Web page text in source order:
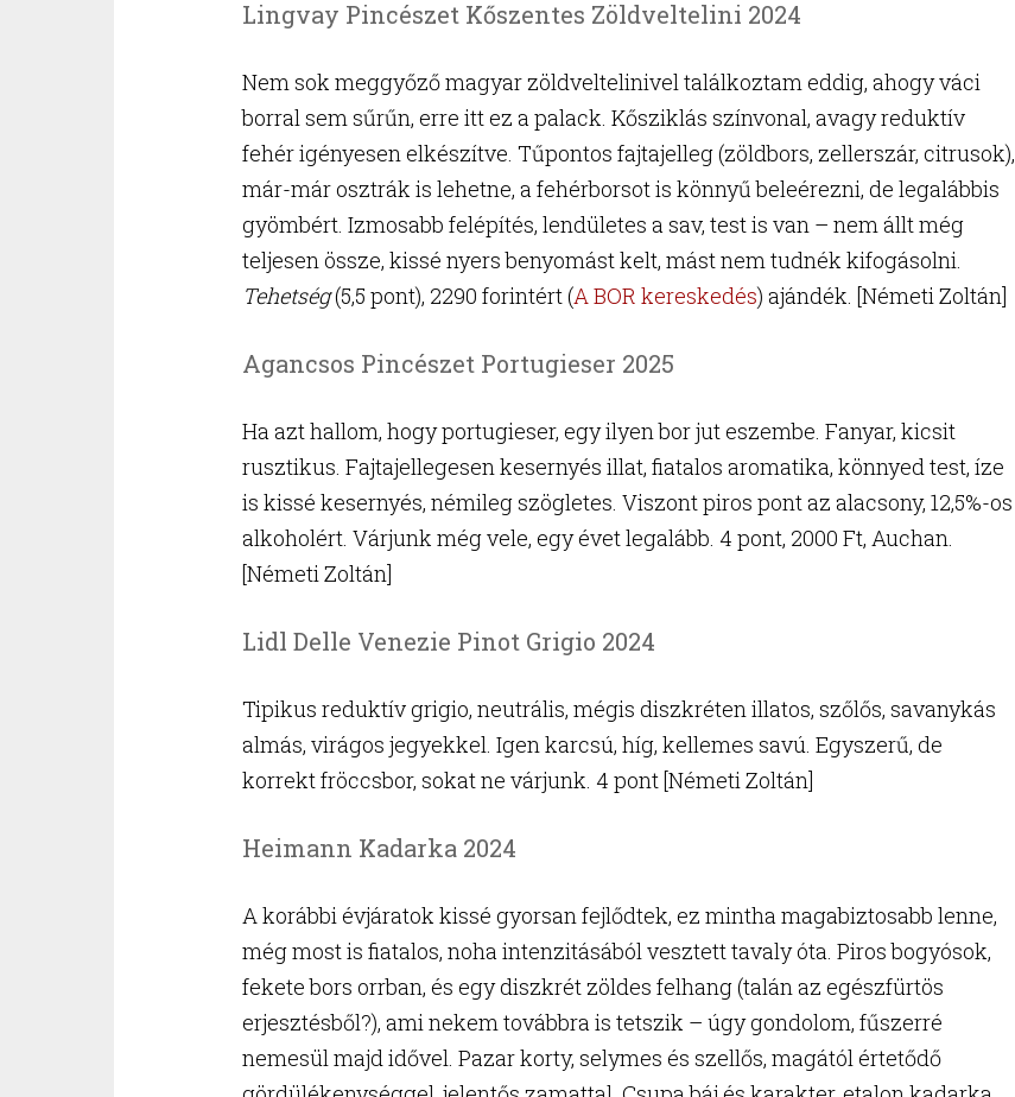
Lingvay Pincészet Kőszentes Zöldveltelini 2024
Nem sok meggyőző magyar zöldveltelinivel találkoztam eddig, ahogy váci
borral sem sűrűn, erre itt ez a palack. Kősziklás színvonal, avagy reduktív
fehér igényesen elkészítve. Tűpontos fajtajelleg (zöldbors, zellerszár, citrusok),
már-már osztrák is lehetne, a fehérborsot is könnyű beleérezni, de legalábbis
gyömbért. Izmosabb felépítés, lendületes a sav, test is van – nem állt még
teljesen össze, kissé nyers benyomást kelt, mást nem tudnék kifogásolni.
Tehetség(5,5 pont), 2290 forintért (A BOR kereskedés) ajándék. [Németi Zoltán]
Agancsos Pincészet Portugieser 2025
Ha azt hallom, hogy portugieser, egy ilyen bor jut eszembe. Fanyar, kicsit
rusztikus. Fajtajellegesen kesernyés illat, fiatalos aromatika, könnyed test, íze
is kissé kesernyés, némileg szögletes. Viszont piros pont az alacsony, 12,5%-os
alkoholért. Várjunk még vele, egy évet legalább. 4 pont, 2000 Ft, Auchan.
[Németi Zoltán]
Lidl Delle Venezie Pinot Grigio 2024
Tipikus reduktív grigio, neutrális, mégis diszkréten illatos, szőlős, savanykás
almás, virágos jegyekkel. Igen karcsú, híg, kellemes savú. Egyszerű, de
korrekt fröccsbor, sokat ne várjunk. 4 pont [Németi Zoltán]
Heimann Kadarka 2024
A korábbi évjáratok kissé gyorsan fejlődtek, ez mintha magabiztosabb lenne,
még most is fiatalos, noha intenzitásából vesztett tavaly óta. Piros bogyósok,
fekete bors orrban, és egy diszkrét zöldes felhang (talán az egészfürtös
erjesztésből?), ami nekem továbbra is tetszik – úgy gondolom, fűszerré
nemesül majd idővel. Pazar korty, selymes és szellős, magától értetődő